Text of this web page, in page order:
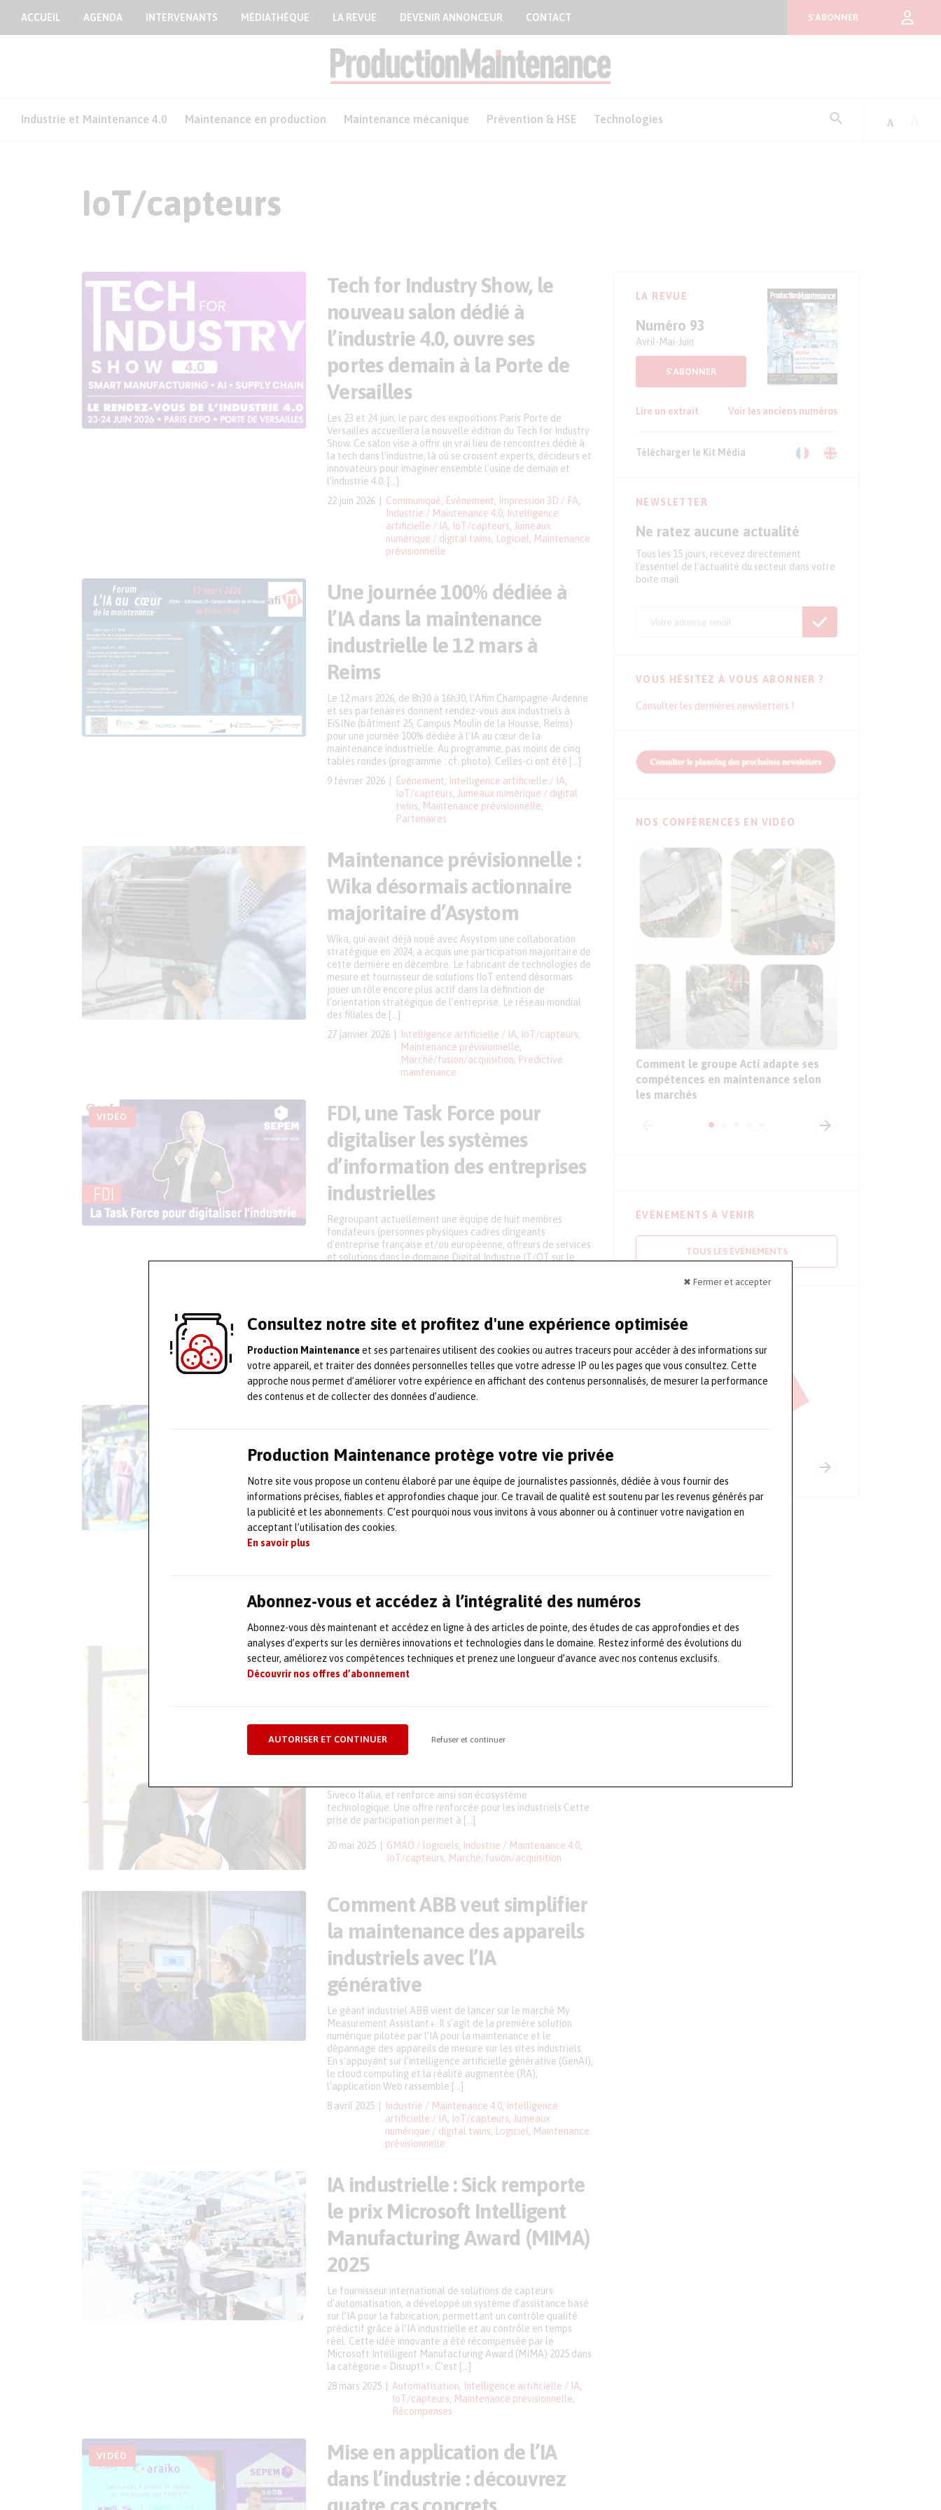
✖ Fermer et accepter
Consultez notre site et profitez d'une expérience optimisée
Production Maintenanceet ses partenaires utilisent des cookies ou autres traceurs pour accéder à des informations sur
votre appareil, et traiter des données personnelles telles que votre adresse IP ou les pages que vous consultez. Cette
approche nous permet d’améliorer votre expérience en affichant des contenus personnalisés, de mesurer la performance
des contenus et de collecter des données d’audience.
Production Maintenance protège votre vie privée
Notre site vous propose un contenu élaboré par une équipe de journalistes passionnés, dédiée à vous fournir des
informations précises, fiables et approfondies chaque jour. Ce travail de qualité est soutenu par les revenus générés par
la publicité et les abonnements. C’est pourquoi nous vous invitons à vous abonner ou à continuer votre navigation en
acceptant l’utilisation des cookies.
En savoir plus
Abonnez-vous et accédez à l’intégralité des numéros
Abonnez-vous dès maintenant et accédez en ligne à des articles de pointe, des études de cas approfondies et des
analyses d’experts sur les dernières innovations et technologies dans le domaine. Restez informé des évolutions du
secteur, améliorez vos compétences techniques et prenez une longueur d’avance avec nos contenus exclusifs.
Découvrir nos offres d’abonnement
AUTORISER ET CONTINUER Refuser et continuer
ACCUEIL AGENDA INTERVENANTS MÉDIATHÈQUE LA REVUE DEVENIR ANNONCEUR CONTACT S'ABONNER
Industrie et Maintenance 4.0 Maintenance en production Maintenance mécanique Prévention & HSE Technologies
IoT/capteurs
Tech for Industry Show, le
nouveau salon dédié à
l’industrie 4.0, ouvre ses
portes demain à la Porte de
Versailles
22 juin 2026 Communiqué Événement Impression 3D / FA
Industrie / Maintenance 4.0
Intelligence
artificielle / IA
IoT/capteurs Jumeaux
numérique / digital twins
Logiciel
Maintenance
prévisionnelle
Les 23 et 24 juin, le parc des expositions Paris Porte de
Versailles accueillera la nouvelle édition du Tech for Industry
Show. Ce salon vise à offrir un vrai lieu de rencontres dédié à
la tech dans l’industrie, là où se croisent experts, décideurs et
innovateurs pour imaginer ensemble l’usine de demain et
l’industrie 4.0. […]
Une journée 100% dédiée à
l’IA dans la maintenance
industrielle le 12 mars à
Reims
9 février 2026 Événement Intelligence artificielle / IA
IoT/capteurs Jumeaux numérique / digital
twins
Maintenance prévisionnelle
Partenaires
Le 12 mars 2026, de 8h30 à 16h30, l’Afim Champagne-Ardenne
et ses partenaires donnent rendez-vous aux industriels à
EiSINe (bâtiment 25, Campus Moulin de la Housse, Reims)
pour une journée 100% dédiée à l’IA au cœur de la
maintenance industrielle. Au programme, pas moins de cinq
tables rondes (programme : cf. photo). Celles-ci ont été […]
Maintenance prévisionnelle :
Wika désormais actionnaire
majoritaire d’Asystom
27 janvier 2026 Intelligence artificielle / IA IoT/capteurs
Maintenance prévisionnelle
Marché/fusion/acquisition
Predictive
maintenance
Wika, qui avait déjà noué avec Asystom une collaboration
stratégique en 2024, a acquis une participation majoritaire de
cette dernière en décembre. Le fabricant de technologies de
mesure et fournisseur de solutions IIoT entend désormais
jouer un rôle encore plus actif dans la définition de
l’orientation stratégique de l’entreprise. Le réseau mondial
des filiales de […]
FDI, une Task Force pour
digitaliser les systèmes
d’information des entreprises
industrielles
Industrie / Maintenance 4.0 ,
IoT/capteurs,Jumeaux numérique /
digital twins
VIDÉO
Regroupant actuellement une équipe de huit membres
fondateurs (personnes physiques cadres dirigeants
d’entreprise française et/ou européenne, offreurs de services
et solutions dans le domaine Digital Industrie IT/OT sur le
européens. L’idée de FDI […]
Orano déploient le premier
robot humanoïde intelligent
Intelligence artificielle / IA
IoT/capteurs,Nucléaire,Robotique-
Le spécialiste de la valorisation et de la transformation des
matières nucléaires Orano a annoncé avec Capgemini le
déploiement du premier robot humanoïde intelligent dans le
Siveco Group prend une
20 mai 2025 GMAO / logiciels Industrie / Maintenance 4.0
IoT/capteurs
Marché/fusion/acquisition
Face à la montée en puissance de l’industrie 4.0 et 5.0, les
industriels doivent combiner automatisation, maintenance
Siveco Italia, et renforce ainsi son écosystème
technologique. Une offre renforcée pour les industriels Cette
prise de participation permet à […]
Comment ABB veut simplifier
la maintenance des appareils
industriels avec l’IA
générative
8 avril 2025 Industrie / Maintenance 4.0
Intelligence
artificielle / IA
IoT/capteurs Jumeaux
numérique / digital twins
Logiciel
Maintenance
prévisionnelle
Le géant industriel ABB vient de lancer sur le marché My
Measurement Assistant+. Il s’agit de la première solution
numérique pilotée par l’IA pour la maintenance et le
dépannage des appareils de mesure sur les sites industriels.
En s’appuyant sur l’intelligence artificielle générative (GenAI),
le cloud computing et la réalité augmentée (RA),
l’application Web rassemble […]
IA industrielle : Sick remporte
le prix Microsoft Intelligent
Manufacturing Award (MIMA)
2025
28 mars 2025 Automatisation Intelligence artificielle / IA
IoT/capteurs
Maintenance prévisionnelle
Récompenses
Le fournisseur international de solutions de capteurs
d’automatisation, a développé un système d’assistance basé
sur l’IA pour la fabrication, permettant un contrôle qualité
prédictif grâce à l’IA industrielle et au contrôle en temps
réel. Cette idée innovante a été récompensée par le
Microsoft Intelligent Manufacturing Award (MIMA) 2025 dans
la catégorie « Disrupt! ». C’est […]
Mise en application de l’IA
dans l’industrie : découvrez
quatre cas concrets
VIDÉO
LA REVUE
Numéro 93
Avril-Mai-Juin
S'ABONNER
Lire un extrait Voir les anciens numéros
Télécharger le Kit Média
NEWSLETTER
Ne ratez aucune actualité
Tous les 15 jours, recevez directement
l'essentiel de l'actualité du secteur dans votre
boite mail
VOUS HÉSITEZ À VOUS ABONNER ?
Consulter les dernières newsletters !
NOS CONFÉRENCES EN VIDÉO
Comment le groupe Acti adapte ses
compétences en maintenance selon
les marchés
ÉVÈNEMENTS À VENIR
TOUS LES ÉVÈNEMENTS